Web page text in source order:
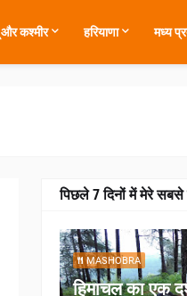
कश्मीर हरियाणा मध्य
पिछले 7 दिनों में मेरे
MASHOBRA
हिमाचल का एक